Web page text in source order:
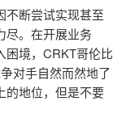
不断尝试实现甚至
尽。在开展业务
困境，CRKT哥伦比
对手自然而然地了
的地位，但是不要